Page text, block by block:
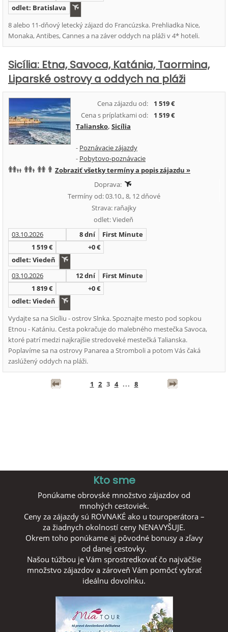
odlet: Bratislava
8 alebo 11-dňový letecký zájazd do Francúzska. Prehliadka Nice,
Monaka, Antibes, Cannes a na záver oddych na pláži v 4* hoteli.
Sicília: Etna, Savoca, Katánia, Taormina,
Liparské ostrovy a oddych na pláži
Cena zájazdu od:
1 519 €
Cena s príplatkami od:
1 519 €
Taliansko, Sicília
- Poznávacie zájazdy
- Pobytovo-poznávacie
Zobraziť všetky termíny a popis zájazdu »
Doprava:
Termíny od: 03.10., 8, 12 dňové
Strava: raňajky
odlet: Viedeň
03.10.2026
8 dní
First Minute
1 519 €
+0 €
odlet: Viedeň
03.10.2026
12 dní
First Minute
1 819 €
+0 €
odlet: Viedeň
Vydajte sa na Sicíliu - ostrov Slnka. Spoznajte mesto pod sopkou
Etnou - Katániu. Cesta pokračuje do malebného mestečka Savoca,
ktoré patrí medzi najkrajšie stredoveké mestečká Talianska.
Poplavíme sa na ostrovy Panarea a Stromboli a potom Vás čaká
zaslúžený oddych na pláži.
1 2 3 4... 8
Kto sme
Ponúkame obrovské množstvo zájazdov od
mnohých cestoviek.
Ceny za zájazdy sú ROVNAKÉ ako u touroperátora –
za žiadnych okolností ceny NENAVYŠUJE.
Okrem toho ponúkame aj pôvodné bonusy a zľavy
od danej cestovky.
Našou túžbou je Vám sprostredkovať čo najväčšie
množstvo zájazdov a zároveň Vám pomôcť vybrať
ideálnu dovolnku.